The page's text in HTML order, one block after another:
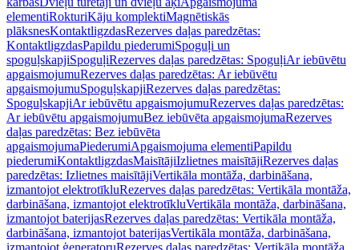
elementiRokturiKāju komplektiMagnētiskās
plāksnesKontaktligzdasRezerves daļas paredzētas:
KontaktligzdasPapildu piederumiSpoguļi un
spoguļskapjiSpoguļiRezerves daļas paredzētas: SpoguļiAr iebūvētu
apgaismojumuRezerves daļas paredzētas: Ar iebūvētu
apgaismojumuSpoguļskapjiRezerves daļas paredzētas:
SpoguļskapjiAr iebūvētu apgaismojumuRezerves daļas paredzētas:
Ar iebūvētu apgaismojumuBez iebūvēta apgaismojumaRezerves
daļas paredzētas: Bez iebūvēta
apgaismojumaPiederumiApgaismojuma elementiPapildu
piederumiKontaktligzdasMaisītājiIzlietnes maisītājiRezerves daļas
paredzētas: Izlietnes maisītājiVertikāla montāža, darbināšana,
izmantojot elektrotīkluRezerves daļas paredzētas: Vertikāla montāža,
darbināšana, izmantojot elektrotīkluVertikāla montāža, darbināšana,
izmantojot baterijasRezerves daļas paredzētas: Vertikāla montāža,
darbināšana, izmantojot baterijasVertikāla montāža, darbināšana,
izmantojot ģeneratoruRezerves daļas paredzētas: Vertikāla montāža,